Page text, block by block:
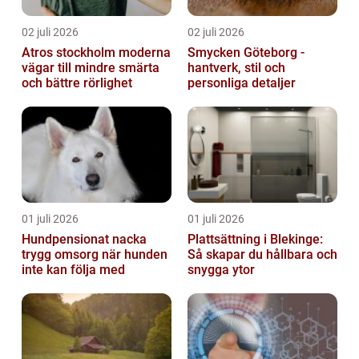
02 juli 2026
Atros stockholm moderna
vägar till mindre smärta
och bättre rörlighet
02 juli 2026
Smycken Göteborg -
hantverk, stil och
personliga detaljer
01 juli 2026
Hundpensionat nacka
trygg omsorg när hunden
inte kan följa med
01 juli 2026
Plattsättning i Blekinge:
Så skapar du hållbara och
snygga ytor